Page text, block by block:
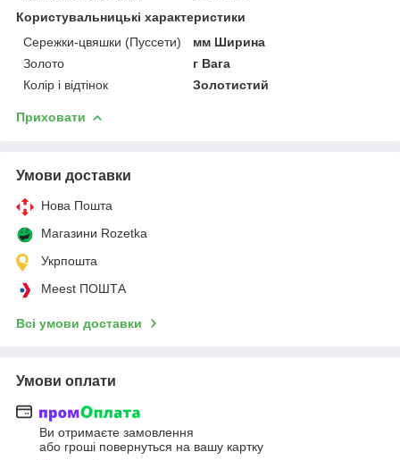
Користувальницькі характеристики
Сережки-цвяшки (Пуссети)
мм Ширина
Золото
г Вага
Колір і відтінок
Золотистий
Приховати
Умови доставки
Нова Пошта
Магазини Rozetka
Укрпошта
Meest ПОШТА
Всі умови доставки
Умови оплати
Ви отримаєте замовлення
або гроші повернуться на вашу картку